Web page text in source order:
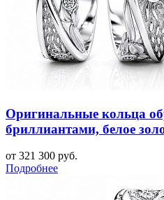
Оригинальные кольца
бриллиантами, белое
от 321 300 руб.
Подробнее